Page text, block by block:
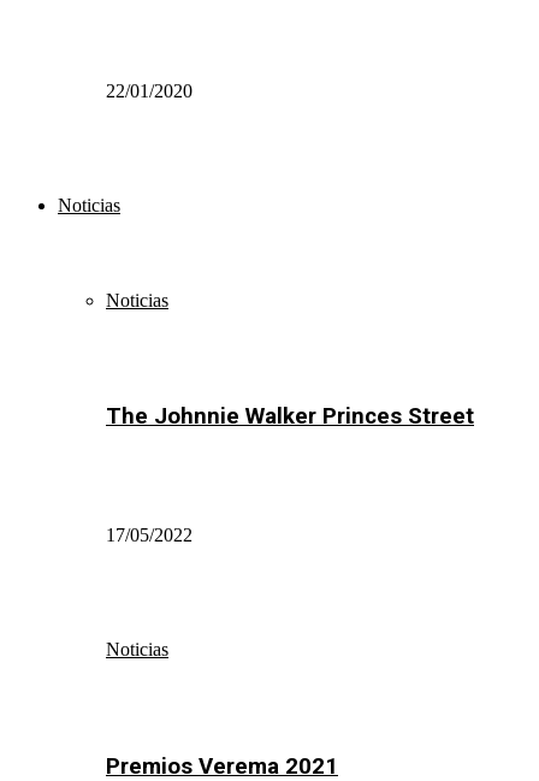
22/01/2020
Noticias
Noticias
The Johnnie Walker Princes Street
17/05/2022
Noticias
Premios Verema 2021